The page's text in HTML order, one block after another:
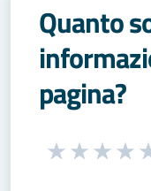
Quanto
pagina?
Seleziona